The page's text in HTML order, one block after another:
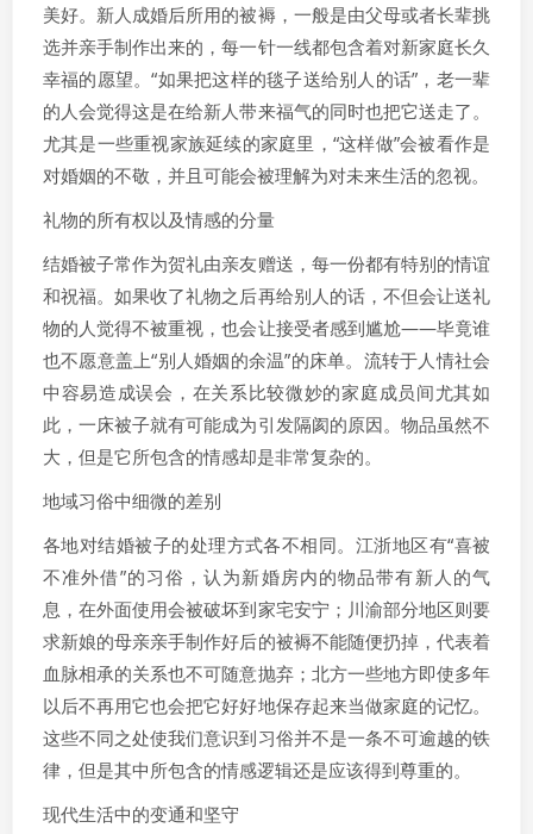
美好。新人成婚后所用的被褥，一般是由父母或者长辈挑
选并亲手制作出来的，每一针一线都包含着对新家庭长久
幸福的愿望。“如果把这样的毯子送给别人的话”，老一辈
的人会觉得这是在给新人带来福气的同时也把它送走了。
尤其是一些重视家族延续的家庭里，“这样做”会被看作是
对婚姻的不敬，并且可能会被理解为对未来生活的忽视。
礼物的所有权以及情感的分量
结婚被子常作为贺礼由亲友赠送，每一份都有特别的情谊
和祝福。如果收了礼物之后再给别人的话，不但会让送礼
物的人觉得不被重视，也会让接受者感到尴尬——毕竟谁
也不愿意盖上“别人婚姻的余温”的床单。流转于人情社会
中容易造成误会，在关系比较微妙的家庭成员间尤其如
此，一床被子就有可能成为引发隔阂的原因。物品虽然不
大，但是它所包含的情感却是非常复杂的。
地域习俗中细微的差别
各地对结婚被子的处理方式各不相同。江浙地区有“喜被
不准外借”的习俗，认为新婚房内的物品带有新人的气
息，在外面使用会被破坏到家宅安宁；川渝部分地区则要
求新娘的母亲亲手制作好后的被褥不能随便扔掉，代表着
血脉相承的关系也不可随意抛弃；北方一些地方即使多年
以后不再用它也会把它好好地保存起来当做家庭的记忆。
这些不同之处使我们意识到习俗并不是一条不可逾越的铁
律，但是其中所包含的情感逻辑还是应该得到尊重的。
现代生活中的变通和坚守